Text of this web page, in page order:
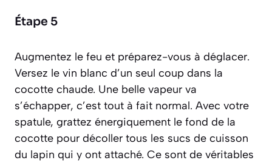
Étape 5
Augmentez le feu et préparez-vous à déglacer.
Versez le vin blanc d’un seul coup dans la
cocotte chaude. Une belle vapeur va
s’échapper, c’est tout à fait normal. Avec votre
spatule, grattez énergiquement le fond de la
cocotte pour décoller tous les sucs de cuisson
du lapin qui y ont attaché. Ce sont de véritables